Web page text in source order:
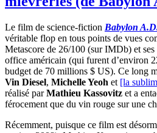
Le film de science-fiction Babylon
véritable flop en tous points de vues
Metascore de 26/100 (sur IMDb) et
office américain (qui furent d’environ
budget de 70 millions $ US). Ce long
Vin Diesel, Michelle Yeoh et [la
réalisé parMathieu Kassovitz et a
férocement que du vin rouge sur une
Récemment, puisque ce film est